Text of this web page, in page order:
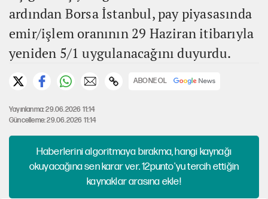
ardından Borsa İstanbul, pay piyasasında
emir/işlem oranının 29 Haziran itibarıyla
yeniden 5/1 uygulanacağını duyurdu.
ABONE OL
Yayınlanma: 29.06.2026 11:14
Güncelleme: 29.06.2026 11:14
Haberlerini algoritmaya bırakma, hangi kaynağı
okuyacağına sen karar ver. 12punto'yu tercih ettiğin
kaynaklar arasına ekle!